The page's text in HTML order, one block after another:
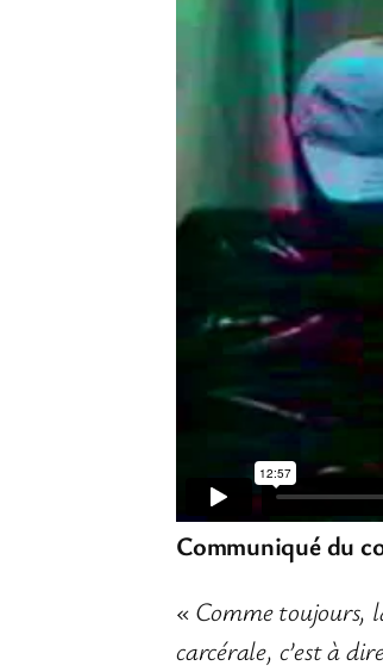
Communiqué du
« Comme toujours,
carcérale, c’est à